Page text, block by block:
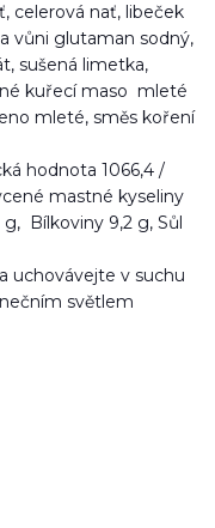
celerová nať, libeček
vůni glutaman sodný,
sušená limetka,
kuřecí maso mleté
mleté, směs koření
hodnota 1066,4 /
mastné kyseliny
g, Bílkoviny 9,2 g, Sůl
uchovávejte v suchu
světlem